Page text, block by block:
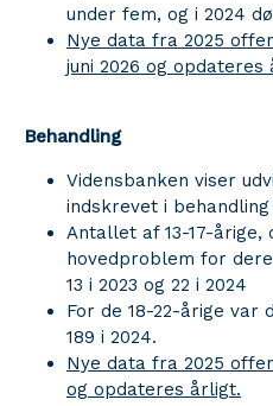
under fem, og i 2024
Nye data fra 2025
juni 2026 og opdateres
Behandling
Vidensbanken viser
indskrevet i
Antallet af 13-17-årige,
hovedproblem for
13 i 2023 og 22 i 2024
For de 18-22-årige var
189 i 2024.
Nye data fra 2025
og opdateres årligt.